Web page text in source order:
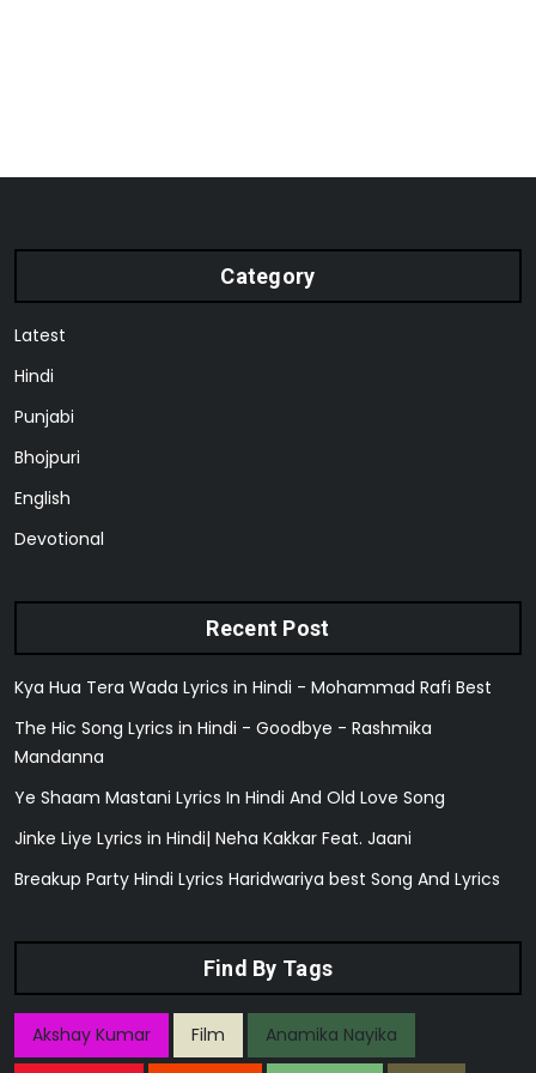
Category
Latest
Hindi
Punjabi
Bhojpuri
English
Devotional
Recent Post
Kya Hua Tera Wada Lyrics in Hindi - Mohammad Rafi Best
The Hic Song Lyrics in Hindi - Goodbye - Rashmika
Mandanna
Ye Shaam Mastani Lyrics In Hindi And Old Love Song
Jinke Liye Lyrics in Hindi| Neha Kakkar Feat. Jaani
Breakup Party Hindi Lyrics Haridwariya best Song And Lyrics
Find By Tags
Akshay Kumar Film Anamika Nayika